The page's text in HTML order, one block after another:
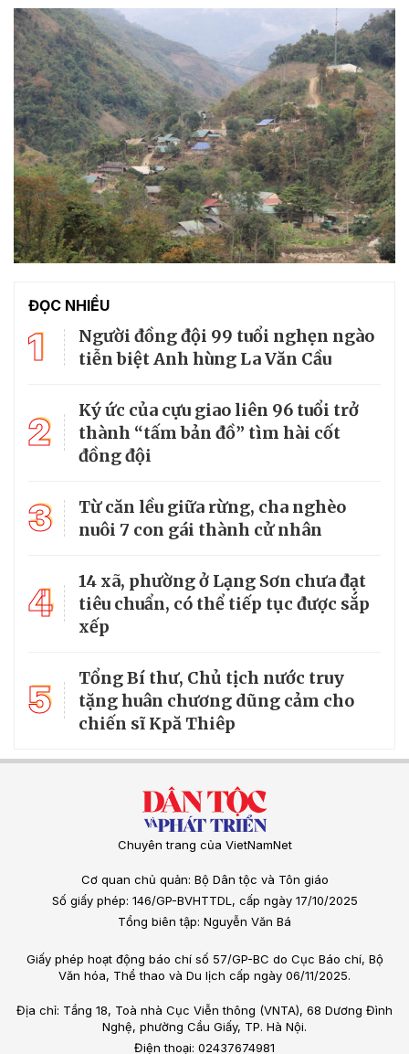
ĐỌC NHIỀU
1
Người đồng đội 99 tuổi nghẹn ngào
tiễn biệt Anh hùng La Văn Cầu
2
Ký ức của cựu giao liên 96 tuổi trở
thành “tấm bản đồ” tìm hài cốt
đồng đội
3
Từ căn lều giữa rừng, cha nghèo
nuôi 7 con gái thành cử nhân
4
14 xã, phường ở Lạng Sơn chưa đạt
tiêu chuẩn, có thể tiếp tục được sắp
xếp
5
Tổng Bí thư, Chủ tịch nước truy
tặng huân chương dũng cảm cho
chiến sĩ Kpă Thiêp
Chuyên trang của VietNamNet
Cơ quan chủ quản: Bộ Dân tộc và Tôn giáo
Số giấy phép: 146/GP-BVHTTDL, cấp ngày 17/10/2025
Tổng biên tập: Nguyễn Văn Bá
Giấy phép hoạt động báo chí số 57/GP-BC do Cục Báo chí, Bộ
Văn hóa, Thể thao và Du lịch cấp ngày 06/11/2025.
Địa chỉ: Tầng 18, Toà nhà Cục Viễn thông (VNTA), 68 Dương Đình
Nghệ, phường Cầu Giấy, TP. Hà Nội.
Điện thoại: 02437674981